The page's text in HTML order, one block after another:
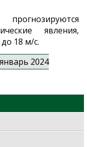
явления,
18 м/с.
2024